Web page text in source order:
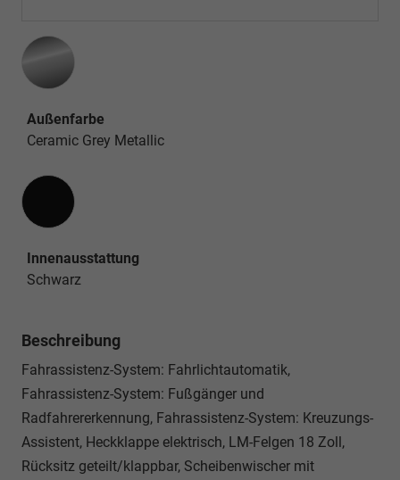
Außenfarbe
Ceramic Grey Metallic
Innenausstattung
Innenausstattung
Schwarz
Beschreibung
Fahrassistenz-System: Fahrlichtautomatik,
Fahrassistenz-System: Fußgänger und
Radfahrererkennung, Fahrassistenz-System: Kreuzungs-
Assistent, Heckklappe elektrisch, LM-Felgen 18 Zoll,
Rücksitz geteilt/klappbar, Scheibenwischer mit